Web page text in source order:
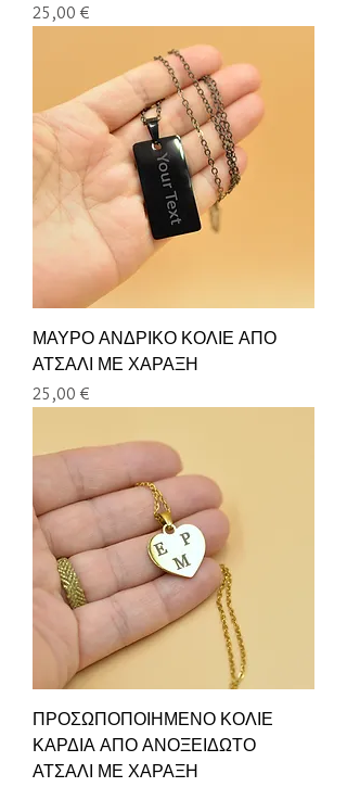
Τιμή
25,00 €
ΜΑΥΡΟ ΑΝΔΡΙΚΟ ΚΟΛΙΕ ΑΠΟ
ΑΤΣΑΛΙ ΜΕ ΧΑΡΑΞΗ
Τιμή
25,00 €
ΠΡΟΣΩΠΟΠΟΙΗΜΕΝΟ ΚΟΛΙΕ
ΚΑΡΔΙΑ ΑΠΟ ΑΝΟΞΕΙΔΩΤΟ
ΑΤΣΑΛΙ ΜΕ ΧΑΡΑΞΗ